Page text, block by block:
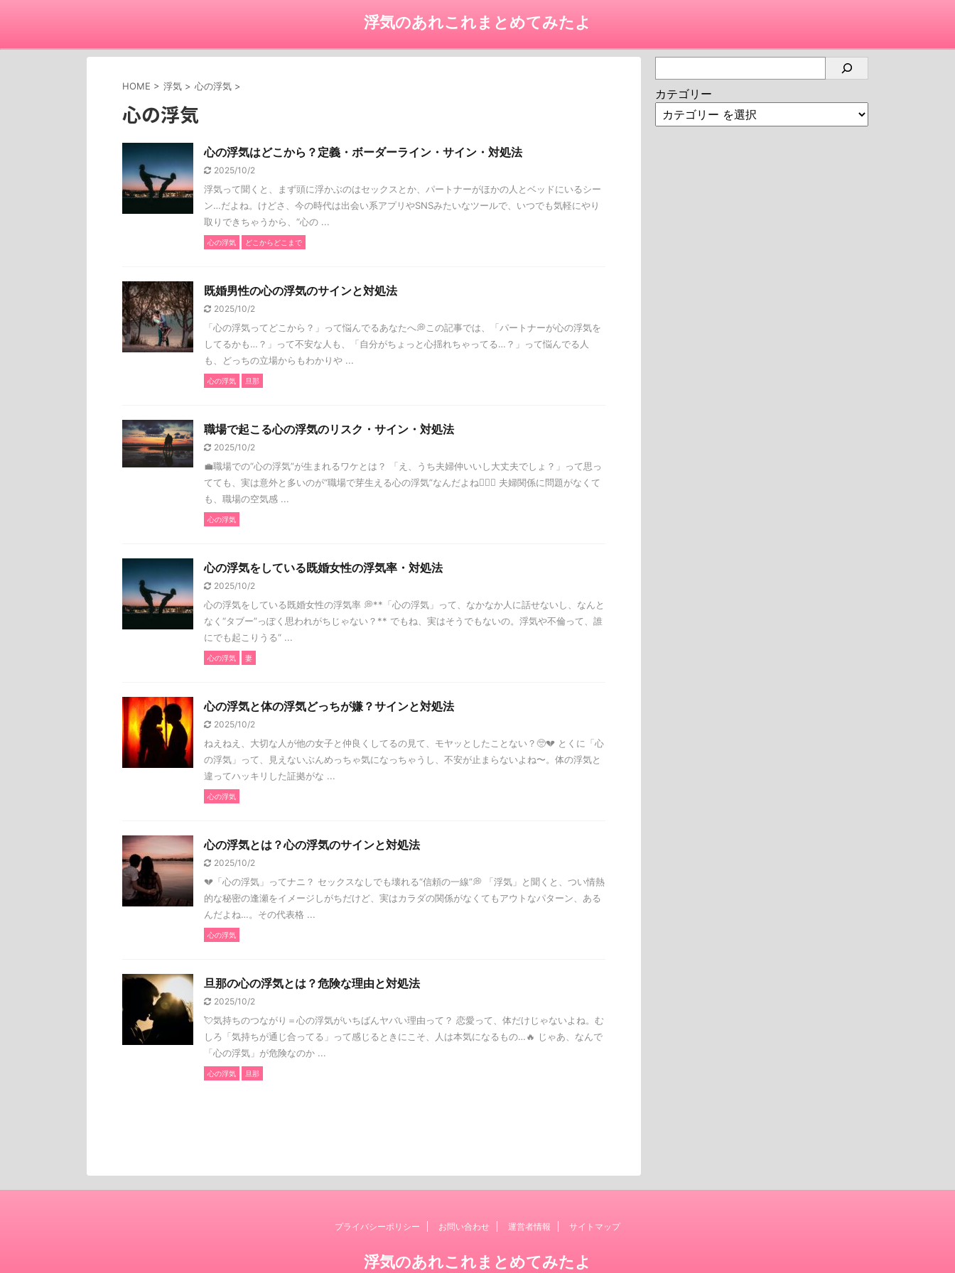
浮気のあれこれまとめてみたよ
HOME > 浮気 > 心の浮気 >
心の浮気
心の浮気はどこから？定義・ボーダーライン・サイン・対処法
2025/10/2
浮気って聞くと、まず頭に浮かぶのはセックスとか、パートナーがほかの人とベッドにいるシー
ン…だよね。けどさ、今の時代は出会い系アプリやSNSみたいなツールで、いつでも気軽にやり
取りできちゃうから、“心の ...
心の浮気 どこからどこまで
既婚男性の心の浮気のサインと対処法
2025/10/2
「心の浮気ってどこから？」って悩んでるあなたへ💭この記事では、「パートナーが心の浮気を
してるかも…？」って不安な人も、「自分がちょっと心揺れちゃってる…？」って悩んでる人
も、どっちの立場からもわかりや ...
心の浮気 旦那
職場で起こる心の浮気のリスク・サイン・対処法
2025/10/2
💼職場での“心の浮気”が生まれるワケとは？ 「え、うち夫婦仲いいし大丈夫でしょ？」って思っ
てても、実は意外と多いのが“職場で芽生える心の浮気”なんだよね😮‍💨💥 夫婦関係に問題がなくて
も、職場の空気感 ...
心の浮気
心の浮気をしている既婚女性の浮気率・対処法
2025/10/2
心の浮気をしている既婚女性の浮気率 💭**「心の浮気」って、なかなか人に話せないし、なんと
なく“タブー”っぽく思われがちじゃない？** でもね、実はそうでもないの。浮気や不倫って、誰
にでも起こりうる“ ...
心の浮気 妻
心の浮気と体の浮気どっちが嫌？サインと対処法
2025/10/2
ねえねえ、大切な人が他の女子と仲良くしてるの見て、モヤッとしたことない？🥺💔 とくに「心
の浮気」って、見えないぶんめっちゃ気になっちゃうし、不安が止まらないよね〜。体の浮気と
違ってハッキリした証拠がな ...
心の浮気
心の浮気とは？心の浮気のサインと対処法
2025/10/2
💔「心の浮気」ってナニ？ セックスなしでも壊れる“信頼の一線”💭 「浮気」と聞くと、つい情熱
的な秘密の逢瀬をイメージしがちだけど、実はカラダの関係がなくてもアウトなパターン、ある
んだよね…。その代表格 ...
心の浮気
旦那の心の浮気とは？危険な理由と対処法
2025/10/2
💘気持ちのつながり＝心の浮気がいちばんヤバい理由って？ 恋愛って、体だけじゃないよね。む
しろ「気持ちが通じ合ってる」って感じるときにこそ、人は本気になるもの…🔥 じゃあ、なんで
「心の浮気」が危険なのか ...
心の浮気 旦那
カテゴリー
プライバシーポリシー お問い合わせ 運営者情報 サイトマップ
浮気のあれこれまとめてみたよ